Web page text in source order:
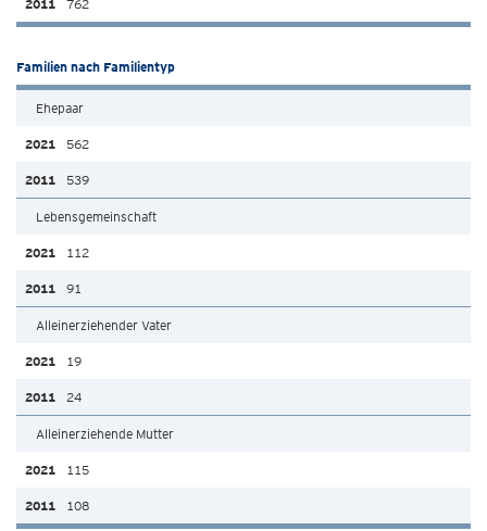
762
Familien nach Familientyp
Ehepaar
562
539
Lebensgemeinschaft
112
91
Alleinerziehender Vater
19
24
Alleinerziehende Mutter
115
108